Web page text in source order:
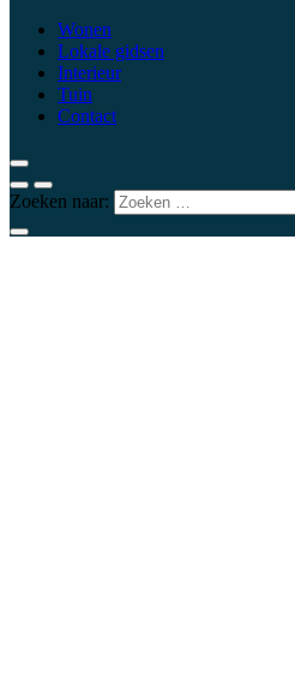
Wonen
Lokale gidsen
Interieur
Tuin
Contact
Zoeken naar: